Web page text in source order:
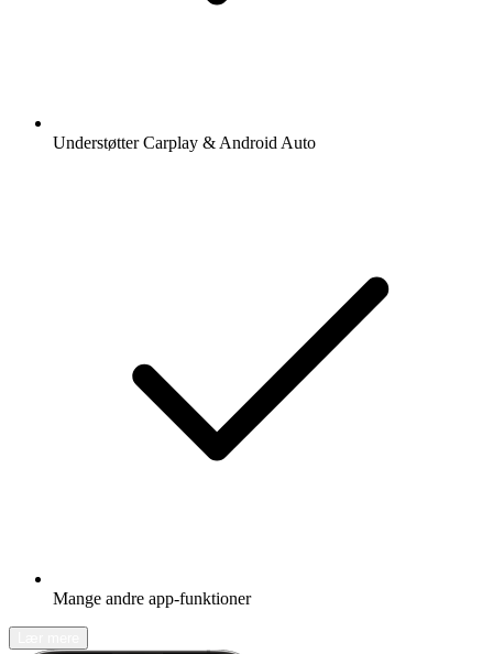
Understøtter Carplay & Android Auto
Mange andre app-funktioner